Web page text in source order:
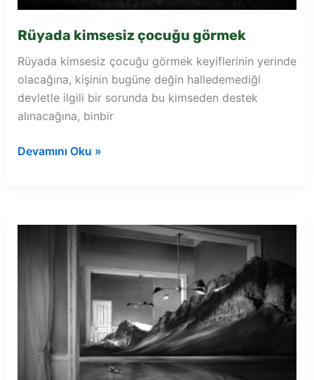
Rüyada kimsesiz çocuğu görmek
Rüyada kimsesiz çocuğu görmek keyiflerinin yerinde
olacağına, kişinin bugüne değin halledemediği
devletle ilgili bir sorunda bu kimseden destek
alınacağına, binbir
Rüyada
Devamını Oku »